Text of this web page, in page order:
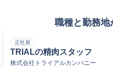
職種と勤務地
正社員
TRIALの精肉スタッフ
株式会社トライアルカンパニー